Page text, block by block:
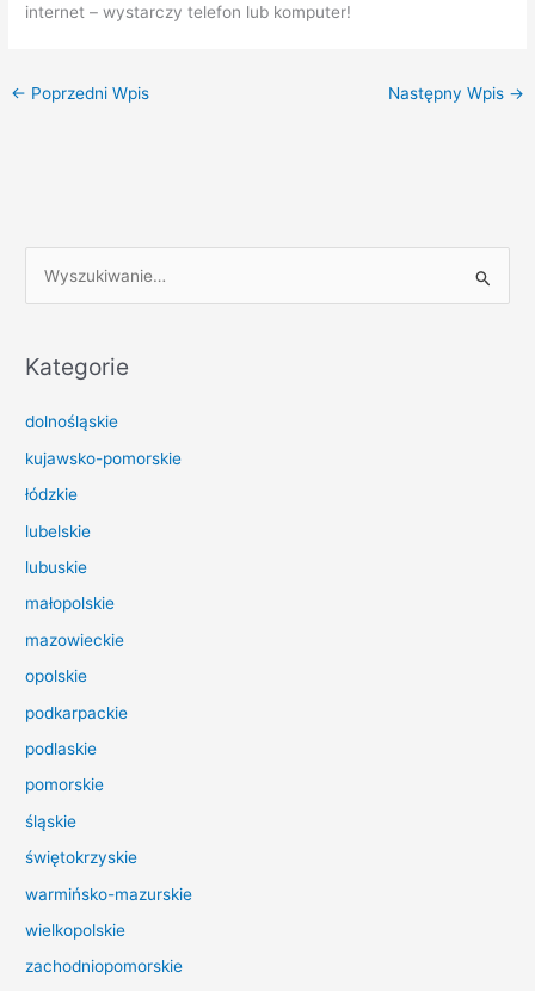
internet – wystarczy telefon lub komputer!
← Poprzedni Wpis Następny Wpis →
k
j
d
l
Kategorie
dolnośląskie
kujawsko-pomorskie
łódzkie
lubelskie
lubuskie
małopolskie
mazowieckie
opolskie
podkarpackie
podlaskie
pomorskie
śląskie
świętokrzyskie
warmińsko-mazurskie
wielkopolskie
zachodniopomorskie